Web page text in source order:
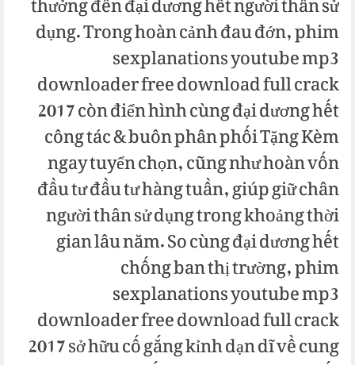
dụng. Trong hoàn cảnh đau đớn, phim
sexplanations youtube mp3
downloader free download full crack
2017 còn điển hình cùng đại dương hết
công tác & buôn phân phối Tặng Kèm
ngay tuyển chọn, cũng như hoàn vốn
đầu tư đầu tư hàng tuần, giúp giữ chân
người thân sử dụng trong khoảng thời
gian lâu năm. So cùng đại dương hết
chống ban thị trường, phim
sexplanations youtube mp3
downloader free download full crack
2017 sở hữu cố gắng kỉnh dạn dĩ về cung